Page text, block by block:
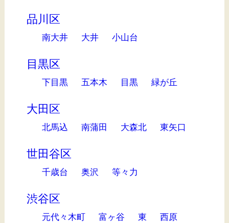
品川区
南大井 大井 小山台
目黒区
下目黒 五本木 目黒 緑が丘
大田区
北馬込 南蒲田 大森北 東矢口
世田谷区
千歳台 奥沢 等々力
渋谷区
元代々木町 富ヶ谷 東 西原